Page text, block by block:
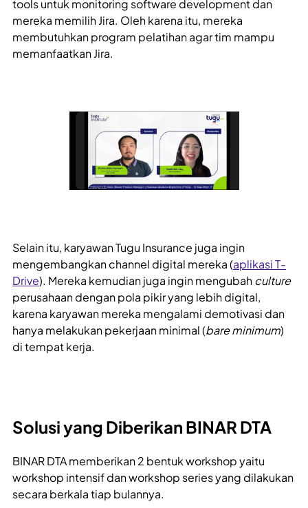
tools untuk monitoring software development dan
mereka memilih Jira. Oleh karena itu, mereka
membutuhkan program pelatihan agar tim mampu
memanfaatkan Jira.
Selain itu, karyawan Tugu Insurance juga ingin
mengembangkan channel digital mereka (aplikasi T-
Drive). Mereka kemudian juga ingin mengubahculture
perusahaan dengan pola pikir yang lebih digital,
karena karyawan mereka mengalami demotivasi dan
hanya melakukan pekerjaan minimal (bare minimum)
di tempat kerja.
Solusi yang Diberikan BINAR DTA
BINAR DTA memberikan 2 bentuk workshop yaitu
workshop intensif dan workshop series yang dilakukan
secara berkala tiap bulannya.